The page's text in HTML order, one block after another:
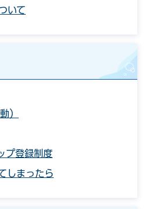
いて
）
プ登録制度
しまったら